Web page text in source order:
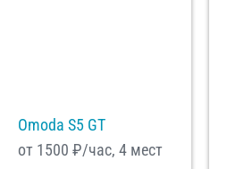
Omoda S5 GT
от 1500 ₽/час, 4 мест